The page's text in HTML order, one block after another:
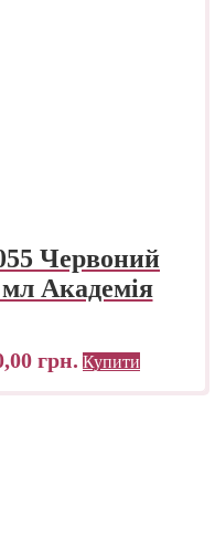
Червоний
Академія
грн. Купити